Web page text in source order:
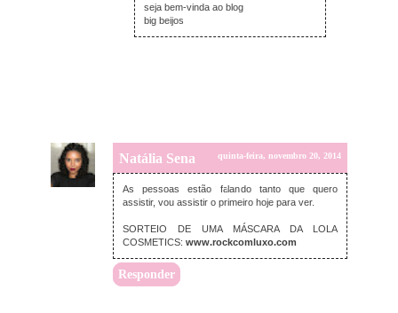
seja bem-vinda ao blog
big beijos
Natália Sena quinta-feira, novembro 20, 2014
As pessoas estão falando tanto que quero
assistir, vou assistir o primeiro hoje para ver.
SORTEIO DE UMA MÁSCARA DA LOLA
COSMETICS: www.rockcomluxo.com
Responder